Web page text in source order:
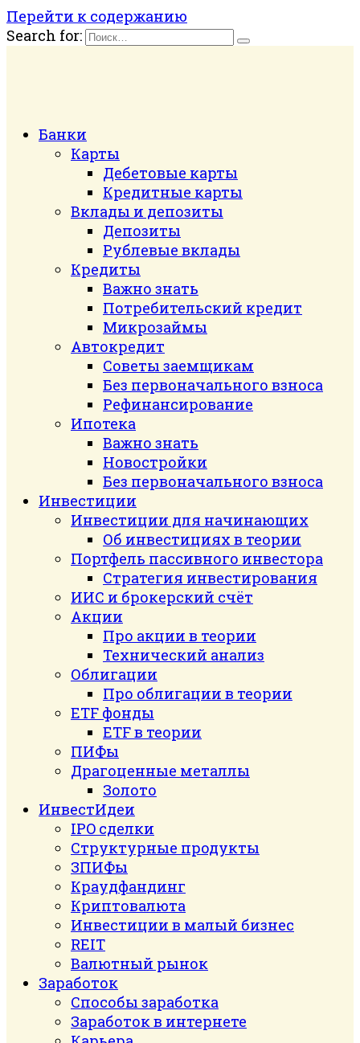
Перейти к содержанию
Search for:
Банки
Карты
Дебетовые карты
Кредитные карты
Вклады и депозиты
Депозиты
Рублевые вклады
Кредиты
Важно знать
Потребительский кредит
Микрозаймы
Автокредит
Советы заемщикам
Без первоначального взноса
Рефинансирование
Ипотека
Важно знать
Новостройки
Без первоначального взноса
Инвестиции
Инвестиции для начинающих
Об инвестициях в теории
Портфель пассивного инвестора
Стратегия инвестирования
ИИС и брокерский счёт
Акции
Про акции в теории
Технический анализ
Облигации
Про облигации в теории
ETF фонды
ETF в теории
ПИФы
Драгоценные металлы
Золото
ИнвестИдеи
IPO сделки
Структурные продукты
ЗПИФы
Краудфандинг
Криптовалюта
Инвестиции в малый бизнес
REIT
Валютный рынок
Заработок
Способы заработка
Заработок в интернете